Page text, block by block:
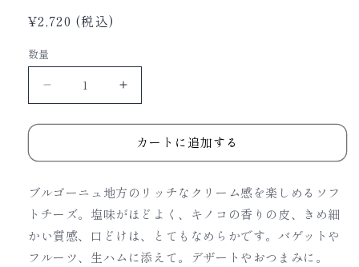
通
価
¥2,720 (税込)
数量
ド
ル
ゴ
ー
ニ
デ
ド
ル
ゴ
ー
ニ
カートに追加する
ブルゴーニュ地方のリッチなクリーム感を楽しめるソフ
トチーズ。塩味がほどよく、キノコの香りの皮、きめ細
かい質感、口どけは、とてもなめらかです。バゲットや
フルーツ、生ハムに添えて。デザートやおつまみに。